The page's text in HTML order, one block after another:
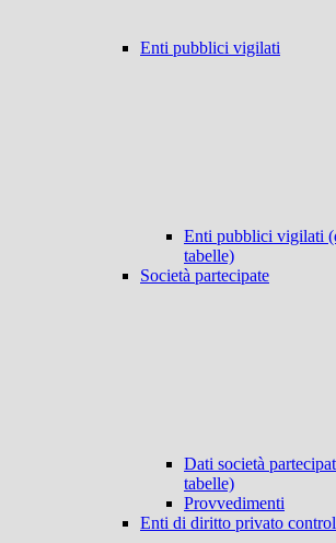
Enti pubblici vigilati
Enti pubblici vigilati
tabelle)
Società partecipate
Dati società
tabelle)
Provvedimenti
Enti di diritto privato